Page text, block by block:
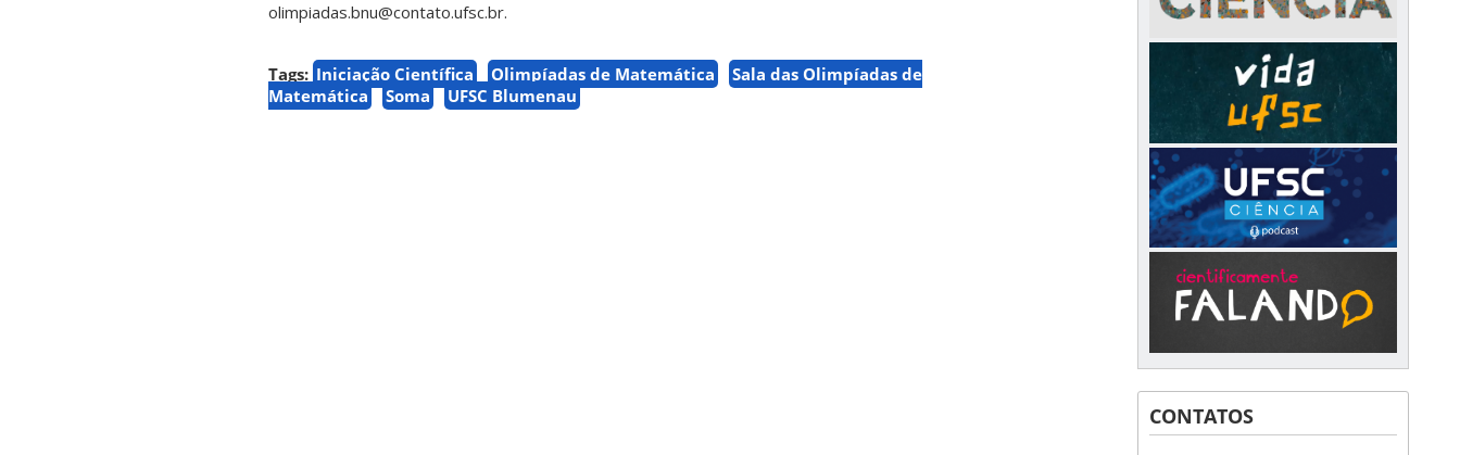
olimpiadas.bnu@contato.ufsc.br.
Tags: Iniciação Científica Olimpíadas de Matemática
Sala das Olimpíadas de
Matemática
Soma UFSC Blumenau
CONTATOS